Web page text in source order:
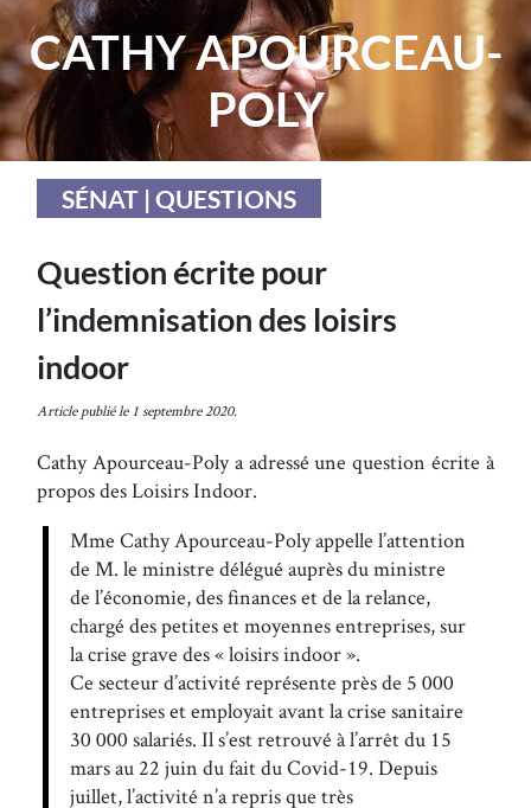
CATHY APOURCEAU-
POLY
SÉNAT | QUESTIONS
Question écrite pour
l’indemnisation des loisirs
indoor
Article publié le 1 septembre 2020.
Cathy Apourceau-Poly a adressé une question écrite à
propos des Loisirs Indoor.
Mme Cathy Apourceau-Poly appelle l’attention
de M. le ministre délégué auprès du ministre
de l’économie, des finances et de la relance,
chargé des petites et moyennes entreprises, sur
la crise grave des « loisirs indoor ».
Ce secteur d’activité représente près de 5 000
entreprises et employait avant la crise sanitaire
30 000 salariés. Il s’est retrouvé à l’arrêt du 15
mars au 22 juin du fait du Covid-19. Depuis
juillet, l’activité n’a repris que très